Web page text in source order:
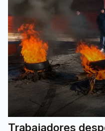
Trabajadores